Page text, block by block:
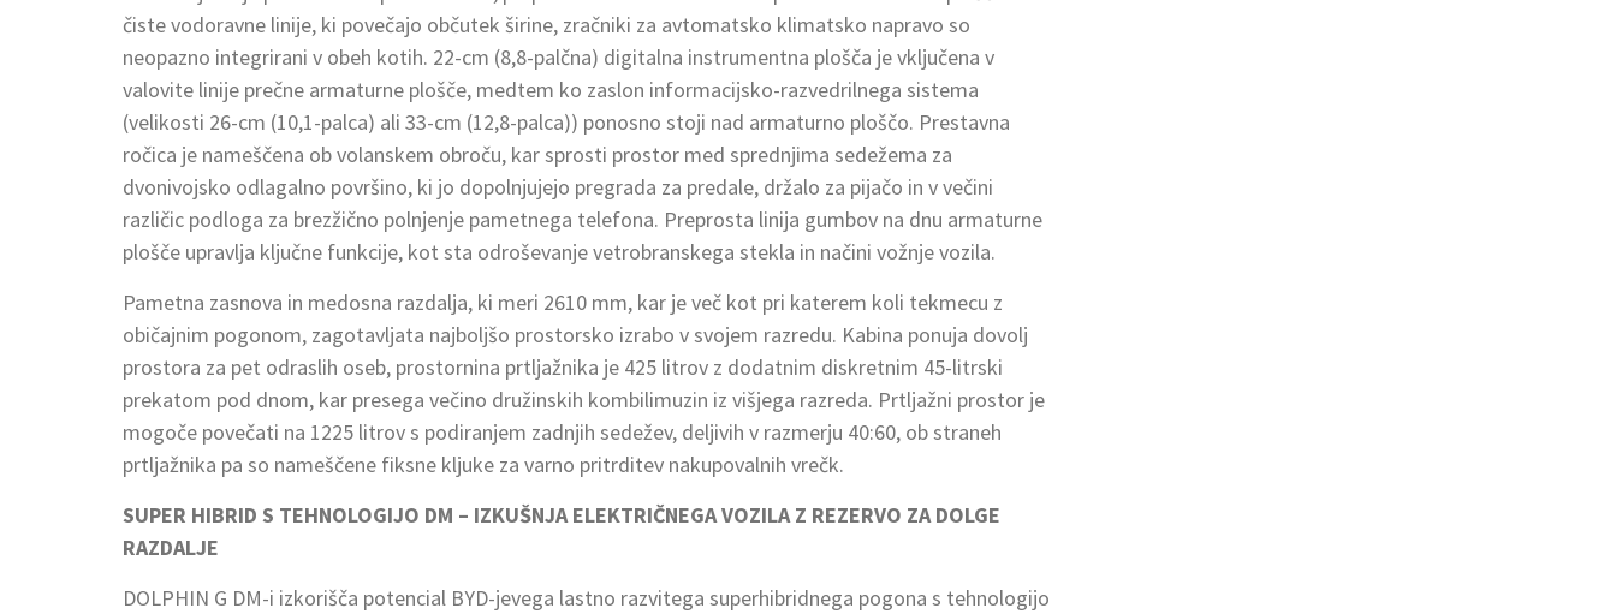
čiste vodoravne linije, ki povečajo občutek širine, zračniki za avtomatsko klimatsko napravo so
neopazno integrirani v obeh kotih. 22-cm (8,8-palčna) digitalna instrumentna plošča je vključena v
valovite linije prečne armaturne plošče, medtem ko zaslon informacijsko-razvedrilnega sistema
(velikosti 26-cm (10,1-palca) ali 33-cm (12,8-palca)) ponosno stoji nad armaturno ploščo. Prestavna
ročica je nameščena ob volanskem obroču, kar sprosti prostor med sprednjima sedežema za
dvonivojsko odlagalno površino, ki jo dopolnjujejo pregrada za predale, držalo za pijačo in v večini
različic podloga za brezžično polnjenje pametnega telefona. Preprosta linija gumbov na dnu armaturne
plošče upravlja ključne funkcije, kot sta odroševanje vetrobranskega stekla in načini vožnje vozila.
Pametna zasnova in medosna razdalja, ki meri 2610 mm, kar je več kot pri katerem koli tekmecu z
običajnim pogonom, zagotavljata najboljšo prostorsko izrabo v svojem razredu. Kabina ponuja dovolj
prostora za pet odraslih oseb, prostornina prtljažnika je 425 litrov z dodatnim diskretnim 45-litrski
prekatom pod dnom, kar presega večino družinskih kombilimuzin iz višjega razreda. Prtljažni prostor je
mogoče povečati na 1225 litrov s podiranjem zadnjih sedežev, deljivih v razmerju 40:60, ob straneh
prtljažnika pa so nameščene fiksne kljuke za varno pritrditev nakupovalnih vrečk.
SUPER HIBRID S TEHNOLOGIJO DM – IZKUŠNJA ELEKTRIČNEGA VOZILA Z REZERVO ZA DOLGE
RAZDALJE
DOLPHIN G DM-i izkorišča potencial BYD-jevega lastno razvitega superhibridnega pogona s tehnologijo